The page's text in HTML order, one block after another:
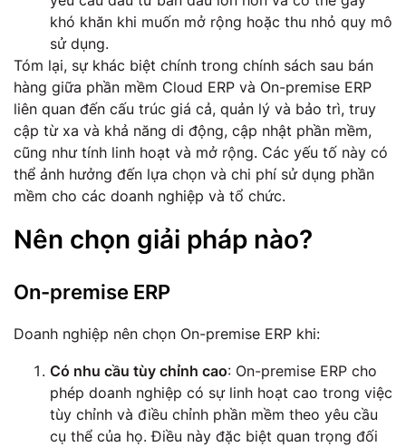
khó khăn khi muốn mở rộng hoặc thu nhỏ quy mô
sử dụng.
Tóm lại, sự khác biệt chính trong chính sách sau bán
hàng giữa phần mềm Cloud ERP và On-premise ERP
liên quan đến cấu trúc giá cả, quản lý và bảo trì, truy
cập từ xa và khả năng di động, cập nhật phần mềm,
cũng như tính linh hoạt và mở rộng. Các yếu tố này có
thể ảnh hưởng đến lựa chọn và chi phí sử dụng phần
mềm cho các doanh nghiệp và tổ chức.
Nên chọn giải pháp nào?
On-premise ERP
Doanh nghiệp nên chọn On-premise ERP khi:
Có nhu cầu tùy chỉnh cao: On-premise ERP cho
phép doanh nghiệp có sự linh hoạt cao trong việc
tùy chỉnh và điều chỉnh phần mềm theo yêu cầu
cụ thể của họ. Điều này đặc biệt quan trọng đối